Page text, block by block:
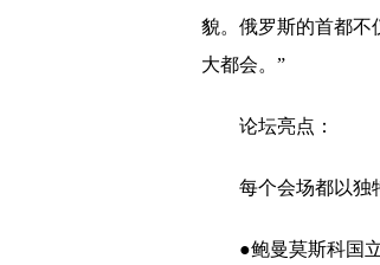
貌。俄罗斯的首都不
大都会。”
论坛亮点：
每个会场都以独
●鲍曼莫斯科国